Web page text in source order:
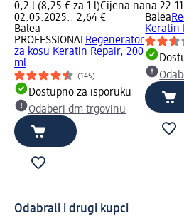
0,2 l (8,25 € za 1 l)Cijena na
02.05.2025.: 2,64 €
Balea
PROFESSIONALRegenerator
za kosu Keratin Repair, 200
ml
(145)
Dostupno za isporuku
Odaberi dm trgovinu
na
Balea
Keratin
Odabrali i drugi kupci